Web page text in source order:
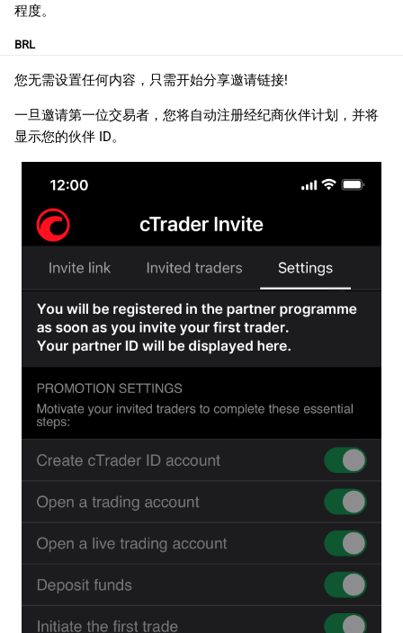
程度。
BRL
您无需设置任何内容，只需开始分享邀请链接!
一旦邀请第一位交易者，您将自动注册经纪商伙伴计划，并将
显示您的伙伴 ID。